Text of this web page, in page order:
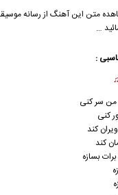
۱۲۸ و ۳۲۰ و مشاهده متن این آهنگ از رسانه
…
:
من سر کنی
کنی
کند
کند
بسازه